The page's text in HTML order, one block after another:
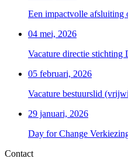
Een impactvolle
04 mei, 2026
Vacature directie stichting
05 februari, 2026
Vacature bestuurslid
29 januari, 2026
Day for Change
Contact